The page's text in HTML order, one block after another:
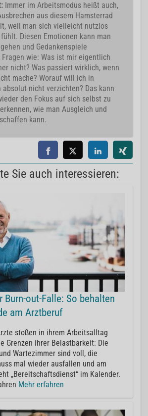
Immer im Arbeitsmodus heißt auch,
aus diesem Hamsterrad
weil man sich vielleicht nutzlos
Diesen Emotionen kann man
und Gedankenspiele
wie: Was ist mir eigentlich
nicht? Was passiert wirklich, wenn
mache? Worauf will ich in
absolut nicht verzichten? Das kann
den Fokus auf sich selbst zu
wie man Ausgleich und
kann.
Sie auch interessieren:
Burn-out-Falle: So behalten
am Arztberuf
stoßen in ihrem Arbeitsalltag
Grenzen ihrer Belastbarkeit: Die
Wartezimmer sind voll, die
mal wieder ausfallen und am
„Bereitschaftsdienst“ im Kalender.
Mehr erfahren